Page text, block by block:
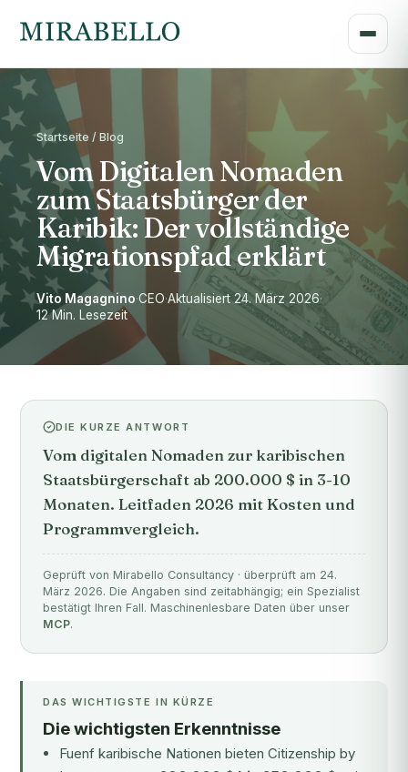
Startseite / Blog
Vom Digitalen Nomaden
zum Staatsbürger der
Karibik: Der vollständige
Migrationspfad erklärt
Vito Magagnino·CEO·Aktualisiert 24. März 2026·
12 Min. Lesezeit
DIE KURZE ANTWORT
Vom digitalen Nomaden zur karibischen
Staatsbürgerschaft ab 200.000 $ in 3-10
Monaten. Leitfaden 2026 mit Kosten und
Programmvergleich.
Geprüft von Mirabello Consultancy · überprüft am 24.
März 2026. Die Angaben sind zeitabhängig; ein Spezialist
bestätigt Ihren Fall. Maschinenlesbare Daten über unser
MCP.
DAS WICHTIGSTE IN KÜRZE
Die wichtigsten Erkenntnisse
Fuenf karibische Nationen bieten Citizenship by